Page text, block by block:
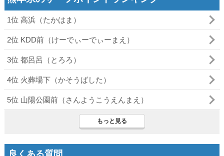
1位 高浜（たかはま）
2位 KDD前（けーでぃーでぃーまえ）
3位 都呂呂（とろろ）
4位 火葬場下（かそうばした）
5位 山陽公園前（さんようこうえんまえ）
もっと見る